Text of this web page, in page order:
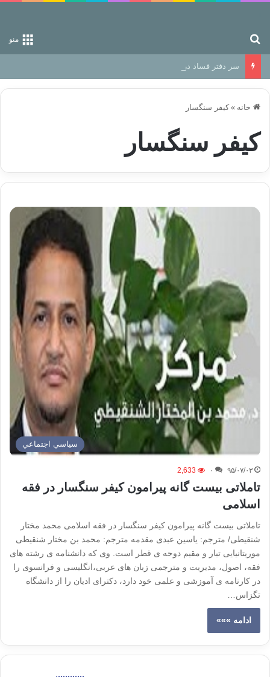
منو
سر دفتر فساد در زمین‌، دوری وکناره‌گیری از راه خداست‌!
خانه » کیفر سنگسار
کیفر سنگسار
سياسي اجتماعي
۹۵/۰۷/۰۳ ۰ 2,633
تاملاتی بیست گانه پیرامون کیفر سنگسار در فقه
اسلامی
تاملاتی بیست گانه پیرامون کیفر سنگسار در فقه اسلامی محمد مختار
شنقیطی/ مترجم: یاسین عبدی مقدمه مترجم: محمد بن مختار شنقیطی
موریتانیایی تبار و مقیم دوحه ی قطر است. وی که دانشنامه ی رشته های
فقه، اصول، مدیریت و مترجمی زبان های عربی،انگلیسی و فرانسوی را
در کارنامه ی آموزشی و علمی خود دارد، دکترای ادیان را از دانشگاه
تگزاس…
ادامه »»»